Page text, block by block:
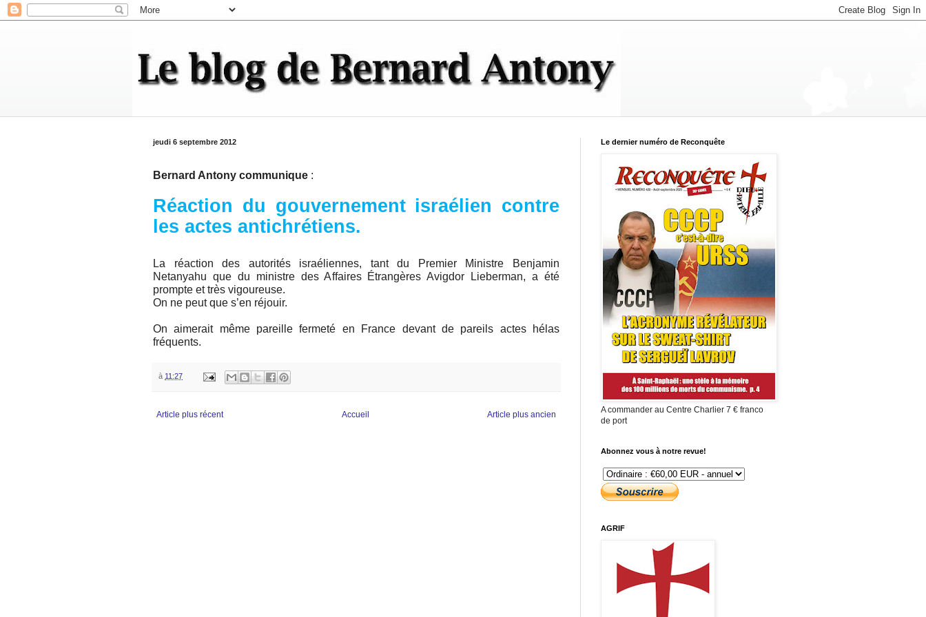
jeudi 6 septembre 2012
Bernard Antony communique :
Réaction du gouvernement israélien contre
les actes antichrétiens.
La réaction des autorités israéliennes, tant du Premier Ministre Benjamin
Netanyahu que du ministre des Affaires Étrangères Avigdor Lieberman, a été
prompte et très vigoureuse.
On ne peut que s’en réjouir.
On aimerait même pareille fermeté en France devant de pareils actes hélas
fréquents.
à 11:27
Article plus récent Article plus ancien
Accueil
Le dernier numéro de Reconquête
A commander au Centre Charlier 7 € franco
de port
Abonnez vous à notre revue!
AGRIF